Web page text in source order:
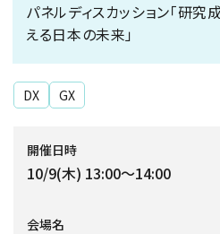
パネルディスカッション「研究
える日本の未来」
DX GX
開催日時
10/9(木) 13:00～14:00
会場名